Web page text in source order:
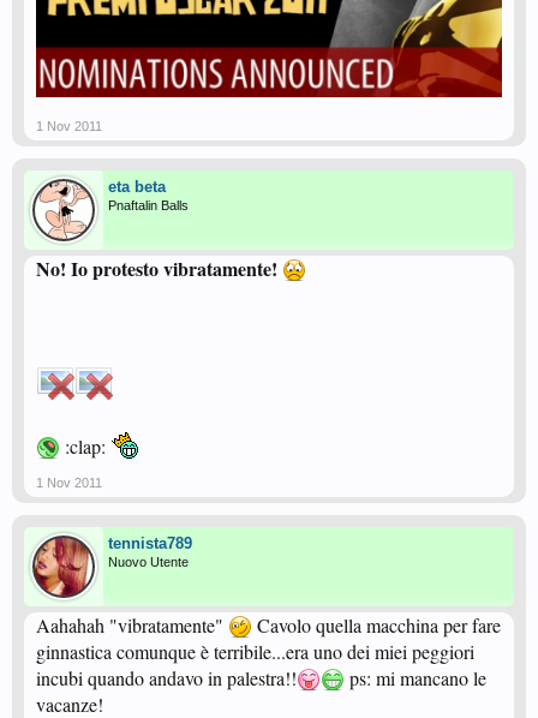
1 Nov 2011
eta beta
Pnaftalin Balls
No! Io protesto vibratamente!
:clap:
1 Nov 2011
tennista789
Nuovo Utente
Aahahah "vibratamente"
Cavolo quella macchina per fare
ginnastica comunque è terribile...era uno dei miei peggiori
incubi quando andavo in palestra!!
ps: mi mancano le
vacanze!